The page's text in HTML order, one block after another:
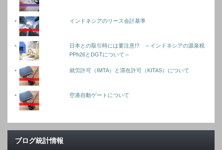
インドネシアのリース会計基準
日本との取引時には要注意!? ～インドネシアの源泉税
PPh26とDGTについて～
就労許可（IMTA）と滞在許可（KITAS）について
空港自動ゲートについて
ブログ統計情報